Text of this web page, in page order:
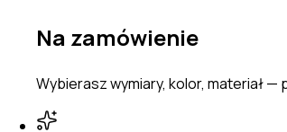
Na zamówienie
Wybierasz wymiary, kolor, materiał